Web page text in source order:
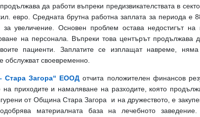
да работи въпреки предизвикателствата в
евро. Средната брутна работна заплата за периода е
увеличение.
Основен проблем остава недостигът
на персонала.
Въпреки това центърът продължава
пациенти. Заплатите се изплащат навреме,
обслужват своевременно.
Стара Загора“ ЕООД отчита положителен финансов
на приходите и намаляване на разходите, която
от Община Стара Загора и на дружеството, е
материалната база на лечебното